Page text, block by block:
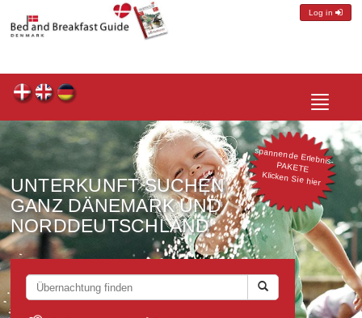
Log in
Toggle
UNTERKUNFT SUCHEN
GANZ DÄNEMARK UND
NORDDEUTSCHLAND
spannende Erlebnis-
PAKETE
Klicken Sie hier